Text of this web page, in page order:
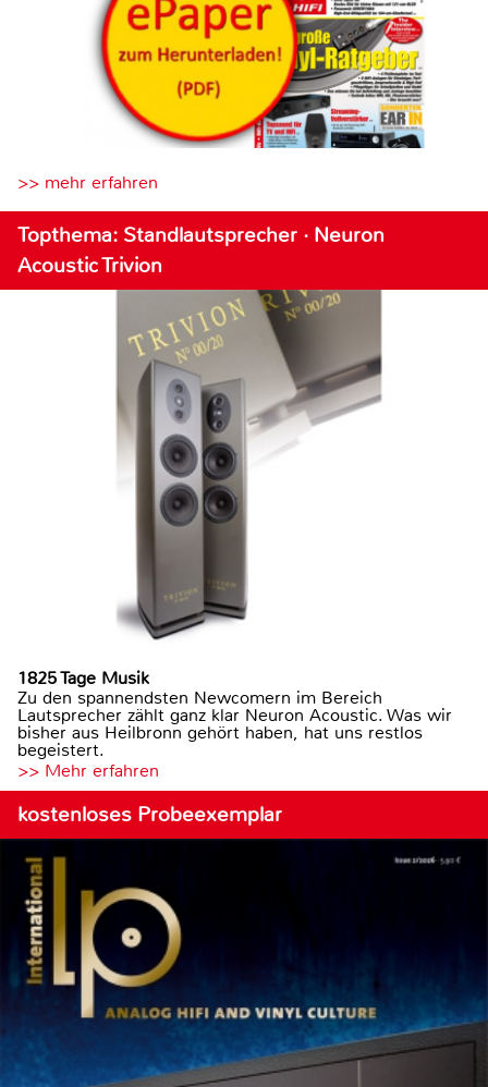
>> mehr erfahren
Topthema: Standlautsprecher · Neuron
Acoustic Trivion
1825 Tage Musik
Zu den spannendsten Newcomern im Bereich
Lautsprecher zählt ganz klar Neuron Acoustic. Was wir
bisher aus Heilbronn gehört haben, hat uns restlos
begeistert.
>> Mehr erfahren
kostenloses Probeexemplar